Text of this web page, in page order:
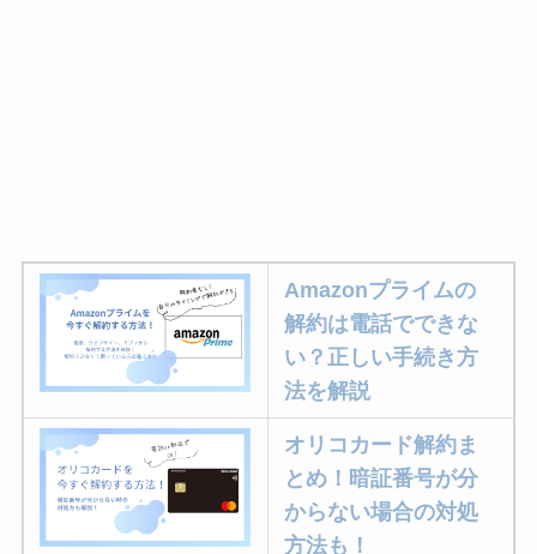
Amazonプライムの
解約は電話でできな
い？正しい手続き方
法を解説
オリコカード解約ま
とめ！暗証番号が分
からない場合の対処
方法も！